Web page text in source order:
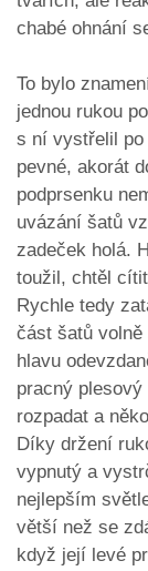
chabé ohnání
To bylo
jednou rukou
s ní vystřelil po
pevné, akorát
podprsenku
uvázání šatů
zadeček holá.
toužil, chtěl
Rychle tedy
část šatů volně
hlavu
pracný
rozpadat a
Díky držení
vypnutý a
nejlepším
větší než se
když její levé